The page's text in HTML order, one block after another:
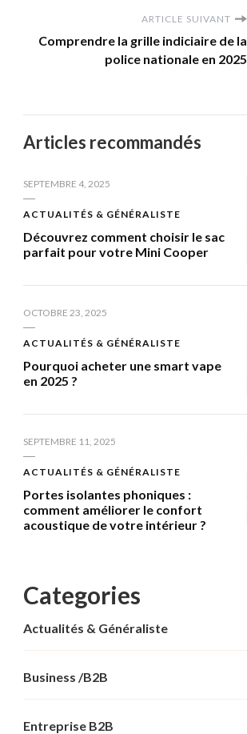
ARTICLE SUIVANT
Comprendre la grille indiciaire de la
police nationale en 2025
Articles recommandés
SEPTEMBRE 4, 2025
ACTUALITÉS & GÉNÉRALISTE
Découvrez comment choisir le sac
parfait pour votre Mini Cooper
OCTOBRE 23, 2025
ACTUALITÉS & GÉNÉRALISTE
Pourquoi acheter une smart vape
en 2025 ?
SEPTEMBRE 11, 2025
ACTUALITÉS & GÉNÉRALISTE
Portes isolantes phoniques :
comment améliorer le confort
acoustique de votre intérieur ?
Categories
Actualités & Généraliste
Business /B2B
Entreprise B2B